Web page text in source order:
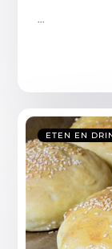
...
ETEN EN